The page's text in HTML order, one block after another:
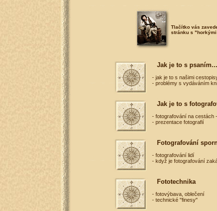
Tlačítko vás
stránku s
Jak je to s psaním...
- jak je to s našimi
- problémy s vydáváním
Jak je to s
- fotografování na cestách
- prezentace fotografií
Fotografování
- fotografování lidí
- když je fotografování
Fototechnika
- fotovýbava, oblečení
- technické "finesy"